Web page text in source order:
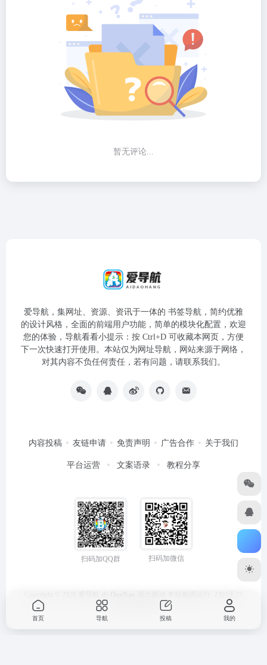
暂无评论...
爱导航，集网址、资源、资讯于一体的 书签导航，简约优雅
的设计风格，全面的前端用户功能，简单的模块化配置，欢迎
您的体验，导航看看小提示：按 Ctrl+D 可收藏本网页，方便
下一次快速打开使用。本站仅为网址导航，网站来源于网络，
对其内容不负任何责任，若有问题，请联系我们。
内容投稿 友链申请 免责声明 广告合作 关于我们
平台运营 文案语录 教程分享
扫码加QQ群 扫码加微信
首页 导航 投稿 我的